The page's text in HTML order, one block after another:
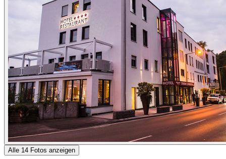
Alle 14 Fotos anzeigen